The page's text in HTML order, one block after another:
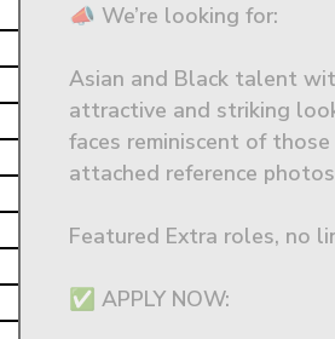
📣 We’re looking for:
Asian and Black talent
attractive and striking
faces reminiscent of
attached reference
Featured Extra roles, no
✅ APPLY NOW: